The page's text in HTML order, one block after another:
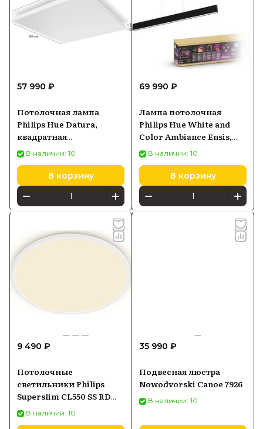
57 990 ₽
Потолочная лампа
Philips Hue Datura,
квадратная
(929003736301)
В наличии: 10
В корзину
69 990 ₽
Лампа потолочная
Philips Hue White and
Color Ambiance Ensis,
черная (929003052501)
В наличии: 10
В корзину
9 490 ₽
Потолочные
светильники Philips
Superslim CL550 SS RD
22W 27K W WV 06
(929002666801)
В наличии: 10
35 990 ₽
Подвесная люстра
Nowodvorski Canoe 7926
В наличии: 10